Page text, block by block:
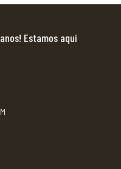
Estamos aquí